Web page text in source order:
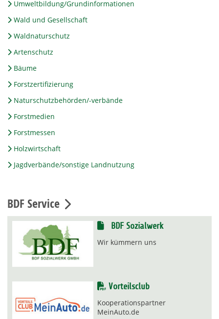
Umweltbildung/Grundinformationen
Wald und Gesellschaft
Waldnaturschutz
Artenschutz
Bäume
Forstzertifizierung
Naturschutzbehörden/-verbände
Forstmedien
Forstmessen
Holzwirtschaft
Jagdverbände/sonstige Landnutzung
BDF Service
BDF Sozialwerk
Wir kümmern uns
Vorteilsclub
Kooperationspartner
MeinAuto.de